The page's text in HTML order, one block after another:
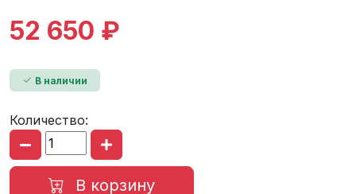
52 650 ₽
В наличии
Количество:
В корзину